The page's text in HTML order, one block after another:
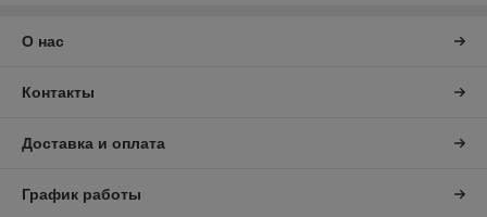
О нас
Контакты
Доставка и оплата
График работы